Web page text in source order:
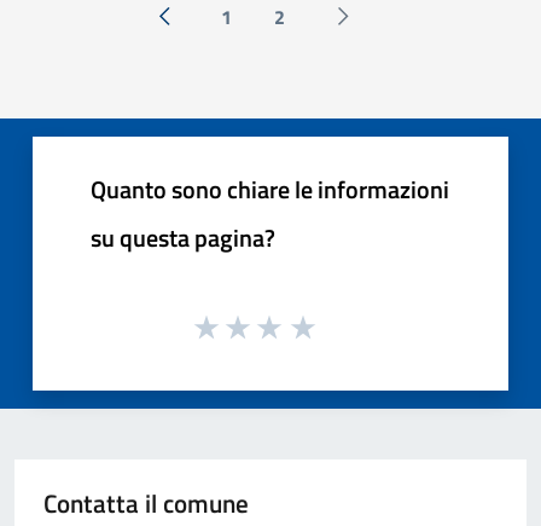
« Precedente
1 2 Successiva »
Quanto sono chiare le informazioni
su questa pagina?
Contatta il comune